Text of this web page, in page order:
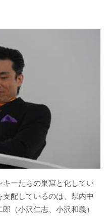
ーたちの巣窟と化してい
配しているのは、県内中
（小沢仁志、小沢和義）